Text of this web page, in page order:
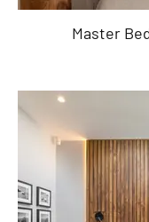
Master